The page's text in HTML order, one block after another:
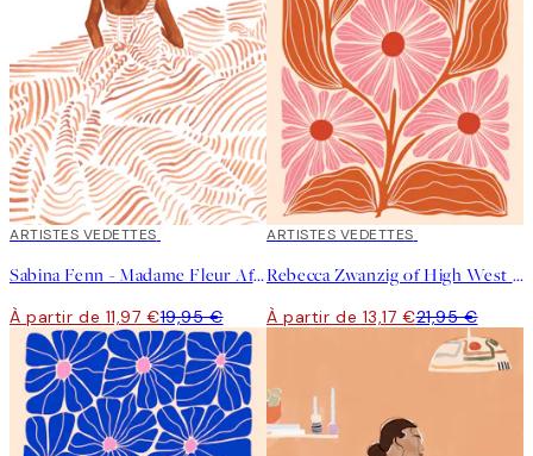
40%*
ARTISTES VEDETTES
Sabina Fenn - Madame Fleur Affiche
À partir de 11,97 €19,95 €
40%*
ARTISTES VEDETTES
Rebecca Zwanzig of High West Wild - Paige Affiche
À partir de 13,17 €21,95 €